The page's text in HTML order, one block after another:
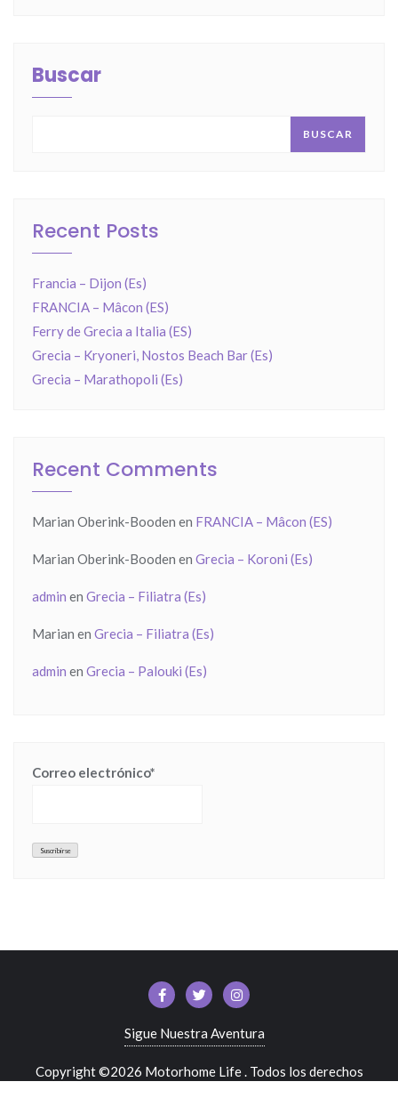
Buscar
BUSCAR
Recent Posts
Francia – Dijon (Es)
FRANCIA – Mâcon (ES)
Ferry de Grecia a Italia (ES)
Grecia – Kryoneri, Nostos Beach Bar (Es)
Grecia – Marathopoli (Es)
Recent Comments
Marian Oberink-Booden en FRANCIA – Mâcon (ES)
Marian Oberink-Booden en Grecia – Koroni (Es)
admin en Grecia – Filiatra (Es)
Marian en Grecia – Filiatra (Es)
admin en Grecia – Palouki (Es)
Correo electrónico*
Sigue Nuestra Aventura
Copyright ©2026 Motorhome Life . Todos los derechos